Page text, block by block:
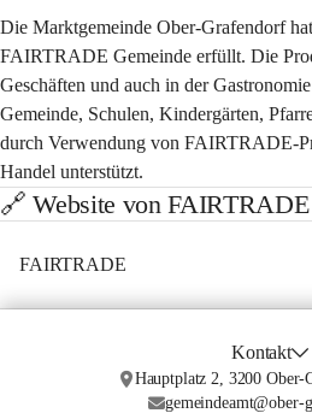
Die Marktgemeinde Ober-Grafendorf
FAIRTRADE Gemeinde erfüllt. Die
Geschäften und auch in der
Gemeinde, Schulen, Kindergärten,
durch Verwendung von FAIRTRADE-
Handel unterstützt.
🔗 Website von FAIRTRADE
FAIRTRADE
Kontakt
Hauptplatz 2, 3200
gemeindeamt@ober-